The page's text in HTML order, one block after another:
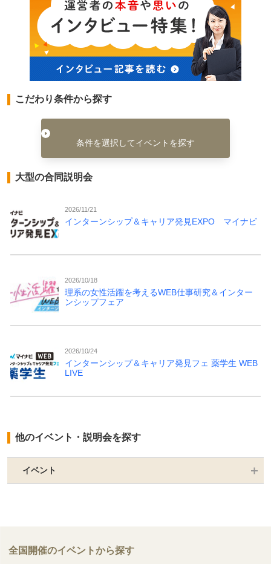
こだわり条件から探す
条件を選択してイベントを探す
大型の合同説明会
2026/11/21
インターンシップ＆キャリア発見EXPO マイナビ
2026/10/18
理系の女性活躍を考えるWEB仕事研究＆インター
ンシップフェア
2026/10/24
インターンシップ＆キャリア発見フェ 薬学生 WEB
LIVE
他のイベント・説明会を探す
イベント
全国開催のイベントから探す